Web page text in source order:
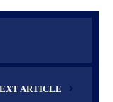
ARTICLE